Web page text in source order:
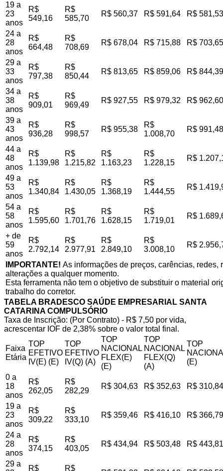
19 a
23
anos
R$
549,16
R$
585,70
R$ 560,37 R$ 591,64 R$ 581,53
24 a
28
anos
R$
664,48
R$
708,69
R$ 678,04 R$ 715,88 R$ 703,65
29 a
33
anos
R$
797,38
R$
850,44
R$ 813,65 R$ 859,06 R$ 844,39
34 a
38
anos
R$
909,01
R$
969,49
R$ 927,55 R$ 979,32 R$ 962,60
39 a
43
anos
R$
936,28
R$
998,57
R$ 955,38
R$
1.008,70
R$ 991,48
44 a
48
anos
R$
1.139,98
R$
1.215,82
R$
1.163,23
R$
1.228,15
R$
49 a
53
anos
R$
1.340,84
R$
1.430,05
R$
1.368,19
R$
1.444,55
R$
54 a
58
anos
R$
1.595,60
R$
1.701,76
R$
1.628,15
R$
1.719,01
R$
+ de
59
anos
R$
2.792,14
R$
2.977,91
R$
2.849,10
R$
3.008,10
R$
IMPORTANTE! As informações de preços, carências,
alterações a qualquer momento.
Esta ferramenta não tem o objetivo de substituir o material
trabalho do corretor.
TABELA BRADESCO SAÚDE EMPRESARIAL SANTA
CATARINA COMPULSÓRIO
Taxa de Inscrição: (Por Contrato) - R$ 7,50 por vida,
acrescentar IOF de 2,38% sobre o valor total final.
Faixa
Etária
TOP
EFETIVO
IV(E) (E)
TOP
EFETIVO
IV(Q) (A)
TOP
NACIONAL
FLEX(E)
(E)
TOP
NACIONAL
FLEX(Q)
(A)
TOP
(E)
0 a
18
anos
R$
262,05
R$
282,29
R$ 304,63 R$ 352,63 R$ 310,84
19 a
23
anos
R$
309,22
R$
333,10
R$ 359,46 R$ 416,10 R$ 366,79
24 a
28
anos
R$
374,15
R$
403,05
R$ 434,94 R$ 503,48 R$ 443,81
29 a
R$ R$